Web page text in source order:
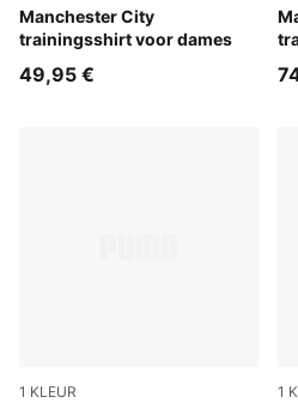
Manchester City
trainingsshirt voor dames
Dewdrop-Blue Jewel
49,95 €
1 KLEUR 1